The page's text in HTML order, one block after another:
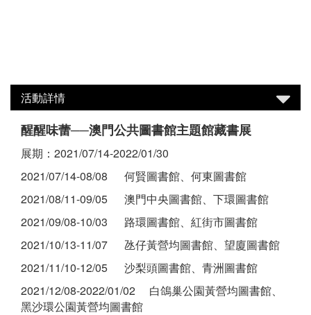
活動詳情
醒醒味蕾──澳門公共圖書館主題館藏書展
展期：2021/07/14-2022/01/30
2021/07/14-08/08 何賢圖書館、何東圖書館
2021/08/11-09/05 澳門中央圖書館、下環圖書館
2021/09/08-10/03 路環圖書館、紅街市圖書館
2021/10/13-11/07 氹仔黃營均圖書館、望廈圖書館
2021/11/10-12/05 沙梨頭圖書館、青洲圖書館
2021/12/08-2022/01/02 白鴿巢公園黃營均圖書館、
黑沙環公園黃營均圖書館